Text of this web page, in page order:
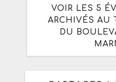
VOIR LES 5
ARCHIVÉS AU
DU